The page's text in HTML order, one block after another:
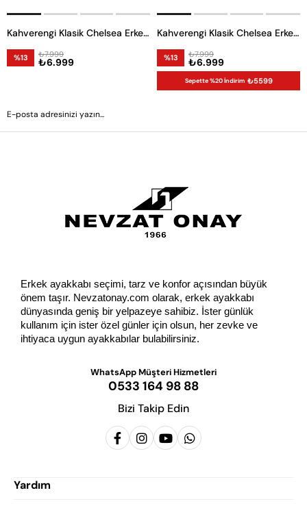
Kahverengi Klasik Chelsea Erkek Bot
%13 ₺6.999
₺7.999
Kahverengi Klasik Chelsea Erkek Bot
%13 ₺6.999
₺7.999
Sepette %20 İndirim ₺5599
Erkek ayakkabı seçimi, tarz ve konfor açısından büyük
önem taşır. Nevzatonay.com olarak, erkek ayakkabı
dünyasında geniş bir yelpazeye sahibiz. İster günlük
kullanım için ister özel günler için olsun, her zevke ve
ihtiyaca uygun ayakkabılar bulabilirsiniz.
WhatsApp Müşteri Hizmetleri
0533 164 98 88
Bizi Takip Edin
Yardım